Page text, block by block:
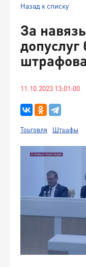
Назад к списку
За
допуслуг
11.10.2023 13:01:00
Торговля Штрафы